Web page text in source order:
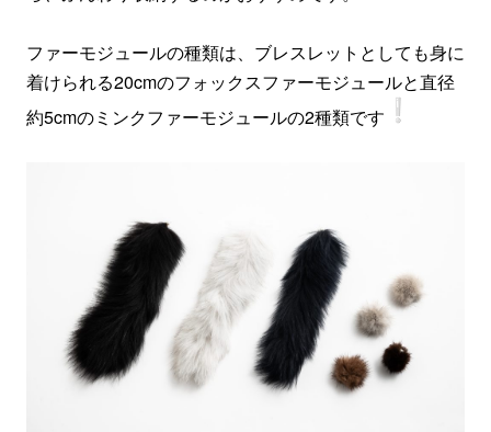
ファーモジュールの種類は、ブレスレットとしても身に
着けられる20cmのフォックスファーモジュールと直径
約5cmのミンクファーモジュールの2種類です